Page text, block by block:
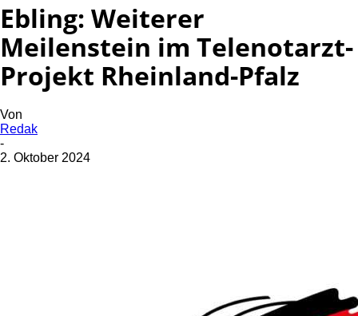
Ebling: Weiterer
Meilenstein im Telenotarzt-
Projekt Rheinland-Pfalz
Von
Redak
-
2. Oktober 2024